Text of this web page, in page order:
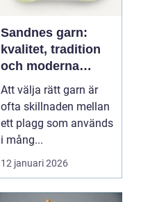
Sandnes garn:
kvalitet, tradition
och moderna
färger för alla
stickare
Att välja rätt garn är
ofta skillnaden mellan
ett plagg som används
i mång...
12 januari 2026